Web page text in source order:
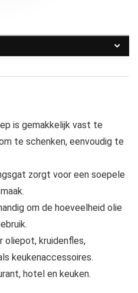
is gemakkelijk vast te
te schenken, eenvoudig te
zorgt voor een soepele
om de hoeveelheid olie
oliepot, kruidenfles,
keukenaccessoires.
hotel en keuken.